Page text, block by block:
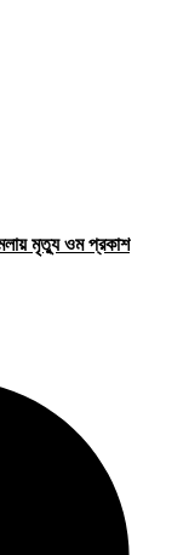
মৃত্যু ওম প্রকাশ